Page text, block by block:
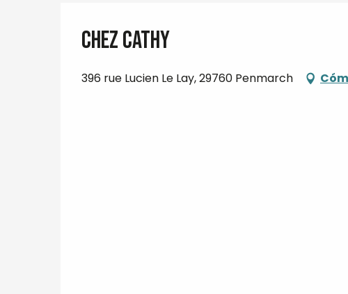
Chez Cathy
396 rue Lucien Le Lay, 29760 Penmarch